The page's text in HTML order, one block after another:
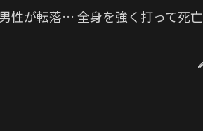
性が転落… 全身を強く打って死亡